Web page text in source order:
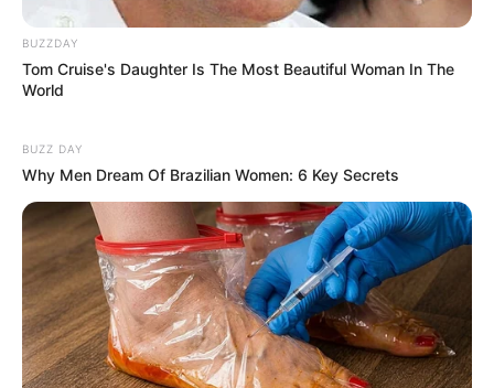
BUZZDAY
Tom Cruise's Daughter Is The Most Beautiful Woman In The
World
BUZZ DAY
Why Men Dream Of Brazilian Women: 6 Key Secrets